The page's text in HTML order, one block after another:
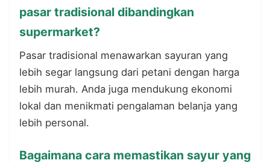
pasar tradisional dibandingkan
supermarket?
Pasar tradisional menawarkan sayuran yang
lebih segar langsung dari petani dengan harga
lebih murah. Anda juga mendukung ekonomi
lokal dan menikmati pengalaman belanja yang
lebih personal.
Bagaimana cara memastikan sayur yang